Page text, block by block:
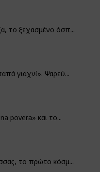
το ξεχασμένο όσπ...
γιαχνί». Ψαρεύ...
povera» και το...
το πρώτο κόσμ...